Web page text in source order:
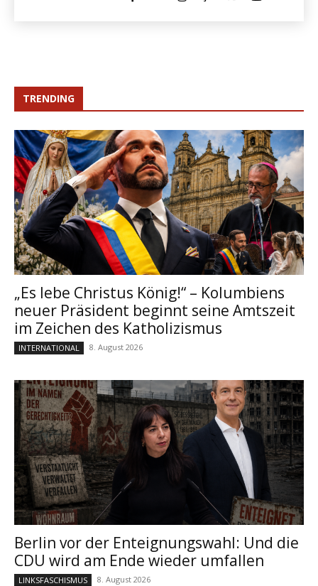
TRENDING
„Es lebe Christus König!“ – Kolumbiens
neuer Präsident beginnt seine Amtszeit
im Zeichen des Katholizismus
INTERNATIONAL 8. August 2026
Berlin vor der Enteignungswahl: Und die
CDU wird am Ende wieder umfallen
LINKSFASCHISMUS 8. August 2026